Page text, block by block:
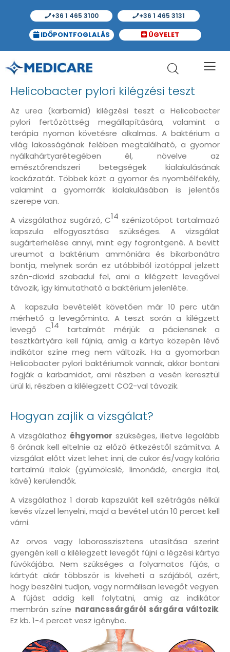
+36 1 465 3100 +36 1 465 3131
IDŐPONTFOGLALÁS ÜGYELET
Helicobacter pylori kilégzési teszt
Az urea (karbamid) kilégzési teszt a Helicobacter
pylori fertőzöttség megállapítására, valamint a
terápia nyomon követésre alkalmas. A baktérium a
világ lakosságának felében megtalálható, a gyomor
nyálkahártyarétegében él, növelve az
emésztőrendszeri betegségek kialakulásának
kockázatát. Többek közt a gyomor és nyombélfekély,
valamint a gyomorrák kialakulásában is jelentős
szerepe van.
A vizsgálathoz sugárzó, C14 szénizotópot tartalmazó
kapszula elfogyasztása szükséges. A vizsgálat
sugárterhelése annyi, mint egy fogröntgené. A bevitt
ureumot a baktérium ammóniára és bikarbonátra
bontja, melynek során ez utóbbiból izotóppal jelzett
szén-dioxid szabadul fel, ami a kilégzett levegővel
távozik, így kimutatható a baktérium jelenléte.
A kapszula bevételét követően már 10 perc után
mérhető a levegőminta. A teszt során a kilégzett
levegő C14 tartalmát mérjük: a páciensnek a
tesztkártyára kell fújnia, amíg a kártya közepén lévő
indikátor színe meg nem változik. Ha a gyomorban
Helicobacter pylori baktériumok vannak, akkor bontani
fogják a karbamidot, ami részben a vesén keresztül
ürül ki, részben a kilélegzett CO2-val távozik.
Hogyan zajlik a vizsgálat?
A vizsgálathoz éhgyomor szükséges, illetve legalább
6 órának kell eltelnie az előző étkezéstől számítva. A
vizsgálat előtt vizet lehet inni, de cukor és/vagy kalória
tartalmú italok (gyümölcslé, limonádé, energia ital,
kávé) kerülendők.
A vizsgálathoz 1 darab kapszulát kell szétrágás nélkül
kevés vízzel lenyelni, majd a bevétel után 10 percet kell
várni.
Az orvos vagy laborasszisztens utasítása szerint
gyengén kell a kilélegzett levegőt fújni a légzési kártya
fúvókájába. Nem szükséges a folyamatos fújás, a
kártyát akár többször is kiveheti a szájából, azért,
hogy beszélni tudjon, vagy normálisan levegőt vegyen.
A fújást addig kell folytatni, amig az indikátor
membrán színe narancssárgáról sárgára változik.
Ez kb. 1-4 percet vesz igénybe.